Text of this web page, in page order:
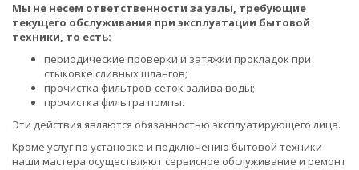
Мы не несем ответственности за узлы, требующие
текущего обслуживания при эксплуатации бытовой
техники, то есть:
периодические проверки и затяжки прокладок при
стыковке сливных шлангов;
прочистка фильтров-сеток залива воды;
прочистка фильтра помпы.
Эти действия являются обязанностью эксплуатирующего лица.
Кроме услуг по установке и подключению бытовой техники
наши мастера осуществляют сервисное обслуживание и ремонт